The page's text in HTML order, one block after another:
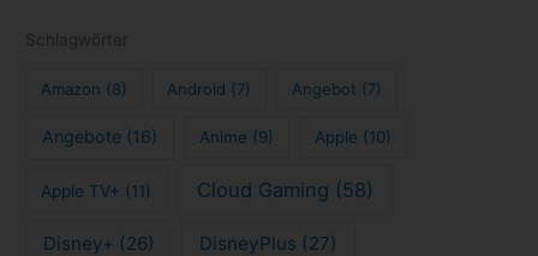
Amazon (8) Android (7) Angebot (7)
Angebote(16) Anime (9) Apple (10)
Apple TV+ (11) Cloud Gaming (58)
Disney+ (26) DisneyPlus (27)